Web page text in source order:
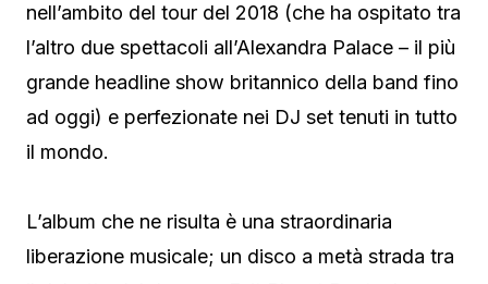
nell’ambito del tour del 2018 (che ha ospitato tra
l’altro due spettacoli all’Alexandra Palace – il più
grande headline show britannico della band fino
ad oggi) e perfezionate nei DJ set tenuti in tutto
il mondo.
L’album che ne risulta è una straordinaria
liberazione musicale; un disco a metà strada tra